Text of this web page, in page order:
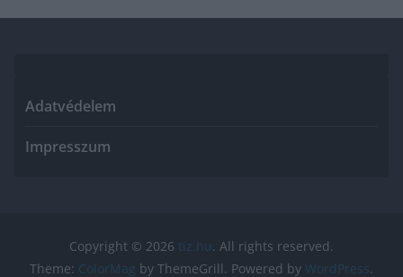
Adatvédelem
Impresszum
Copyright © 2026 tiz.hu. All rights reserved.
Theme: ColorMag by ThemeGrill. Powered by WordPress.